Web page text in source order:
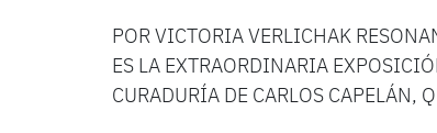
POR VICTORIA VERLICHAK
ES LA EXTRAORDINARIA
CURADURÍA DE CARLOS CAPELÁN,